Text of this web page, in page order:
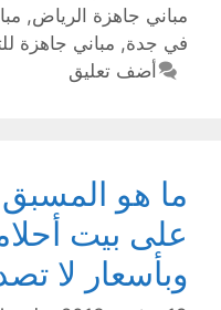
مباني جاهزة الرياض ,
في جدة, مباني جاهزة
أضف تعليق
ما هو
على بيت
وبأسعار لا